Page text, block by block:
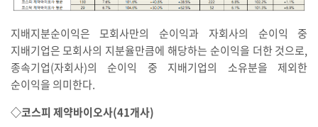
지배지분순이익은 모회사만의 순이익과 자회사의 순이익 중
지배기업은 모회사의 지분율만큼에 해당하는 순이익을 더한 것으로,
종속기업(자회사)의 순이익 중 지배기업의 소유분을 제외한
순이익을 의미한다.
◇코스피 제약바이오사(41개사)